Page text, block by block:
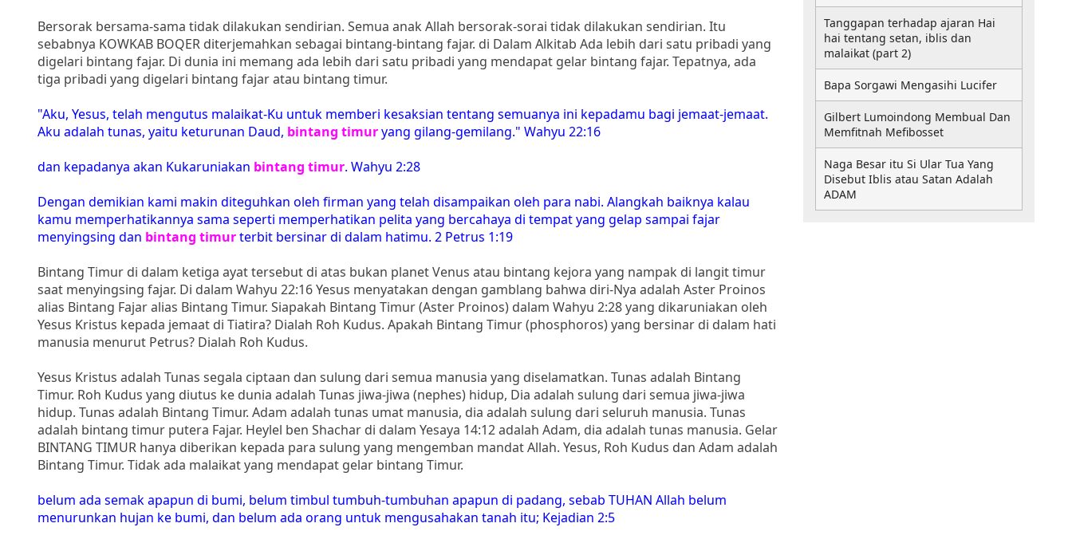
Bersorak bersama-sama tidak dilakukan sendirian. Semua anak Allah bersorak-sorai tidak dilakukan sendirian. Itu
sebabnya KOWKAB BOQER diterjemahkan sebagai bintang-bintang fajar. di Dalam Alkitab Ada lebih dari satu pribadi yang
digelari bintang fajar. Di dunia ini memang ada lebih dari satu pribadi yang mendapat gelar bintang fajar. Tepatnya, ada
tiga pribadi yang digelari bintang fajar atau bintang timur.
"Aku, Yesus, telah mengutus malaikat-Ku untuk memberi kesaksian tentang semuanya ini kepadamu bagi jemaat-jemaat.
Aku adalah tunas, yaitu keturunan Daud, bintang timuryang gilang-gemilang." Wahyu 22:16
dan kepadanya akan Kukaruniakan bintang timur. Wahyu 2:28
Dengan demikian kami makin diteguhkan oleh firman yang telah disampaikan oleh para nabi. Alangkah baiknya kalau
kamu memperhatikannya sama seperti memperhatikan pelita yang bercahaya di tempat yang gelap sampai fajar
menyingsing dan bintang timurterbit bersinar di dalam hatimu. 2 Petrus 1:19
Bintang Timur di dalam ketiga ayat tersebut di atas bukan planet Venus atau bintang kejora yang nampak di langit timur
saat menyingsing fajar. Di dalam Wahyu 22:16 Yesus menyatakan dengan gamblang bahwa diri-Nya adalah Aster Proinos
alias Bintang Fajar alias Bintang Timur. Siapakah Bintang Timur (Aster Proinos) dalam Wahyu 2:28 yang dikaruniakan oleh
Yesus Kristus kepada jemaat di Tiatira? Dialah Roh Kudus. Apakah Bintang Timur (phosphoros) yang bersinar di dalam hati
manusia menurut Petrus? Dialah Roh Kudus.
Yesus Kristus adalah Tunas segala ciptaan dan sulung dari semua manusia yang diselamatkan. Tunas adalah Bintang
Timur. Roh Kudus yang diutus ke dunia adalah Tunas jiwa-jiwa (nephes) hidup, Dia adalah sulung dari semua jiwa-jiwa
hidup. Tunas adalah Bintang Timur. Adam adalah tunas umat manusia, dia adalah sulung dari seluruh manusia. Tunas
adalah bintang timur putera Fajar. Heylel ben Shachar di dalam Yesaya 14:12 adalah Adam, dia adalah tunas manusia. Gelar
BINTANG TIMUR hanya diberikan kepada para sulung yang mengemban mandat Allah. Yesus, Roh Kudus dan Adam adalah
Bintang Timur. Tidak ada malaikat yang mendapat gelar bintang Timur.
belum ada semak apapun di bumi, belum timbul tumbuh-tumbuhan apapun di padang, sebab TUHAN Allah belum
menurunkan hujan ke bumi, dan belum ada orang untuk mengusahakan tanah itu; Kejadian 2:5
Tanggapan terhadap ajaran Hai
hai tentang setan, iblis dan
malaikat (part 2)
Bapa Sorgawi Mengasihi Lucifer
Gilbert Lumoindong Membual Dan
Memfitnah Mefibosset
Naga Besar itu Si Ular Tua Yang
Disebut Iblis atau Satan Adalah
ADAM